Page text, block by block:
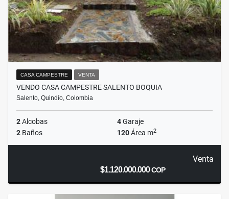
CASA CAMPESTRE VENTA
VENDO CASA CAMPESTRE SALENTO BOQUIA
Salento, Quindío, Colombia
2Alcobas 4Garaje
2 Baños 120Área m2
Venta
$1.120.000.000COP